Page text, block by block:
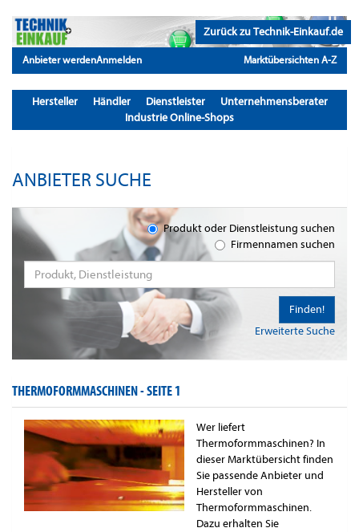
Zurück zu Technik-Einkauf.de
Anbieter werdenAnmelden Marktübersichten A-Z
Hersteller Händler Dienstleister
Unternehmensberater
Industrie Online-Shops
ANBIETER SUCHE
Produkt oder Dienstleistung suchen
Firmennamen suchen
Erweiterte Suche
Finden!
THERMOFORMMASCHINEN -SEITE 1
Wer liefert
Thermoformmaschinen? In
dieser Marktübersicht finden
Sie passende Anbieter und
Hersteller von
Thermoformmaschinen.
Dazu erhalten Sie